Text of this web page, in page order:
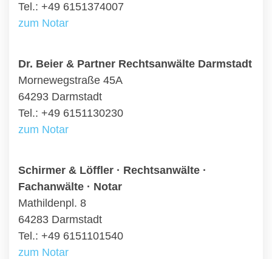
Tel.: +49 6151374007
zum Notar
Dr. Beier & Partner Rechtsanwälte Darmstadt
Mornewegstraße 45A
64293 Darmstadt
Tel.: +49 6151130230
zum Notar
Schirmer & Löffler · Rechtsanwälte ·
Fachanwälte · Notar
Mathildenpl. 8
64283 Darmstadt
Tel.: +49 6151101540
zum Notar